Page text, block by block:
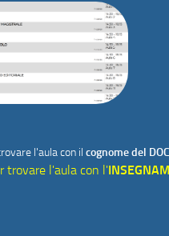
l'aula con il cognome del
trovare l'aula con l'